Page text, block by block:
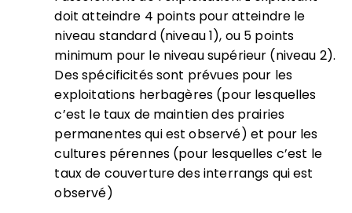
doit atteindre 4 points pour atteindre le
niveau standard (niveau 1), ou 5 points
minimum pour le niveau supérieur (niveau 2).
Des spécificités sont prévues pour les
exploitations herbagères (pour lesquelles
c’est le taux de maintien des prairies
permanentes qui est observé) et pour les
cultures pérennes (pour lesquelles c’est le
taux de couverture des interrangs qui est
observé)